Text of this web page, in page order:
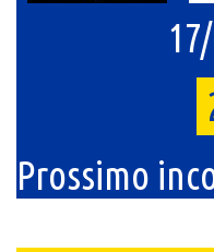
Prossimo